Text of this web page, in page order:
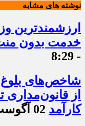
نوشته های مشابه
ارزشمندترین
خدمت بدون
- 8:29
شاخص‌های بلوغ
از
کارآمد 02 آگوست 2026 - 13:01